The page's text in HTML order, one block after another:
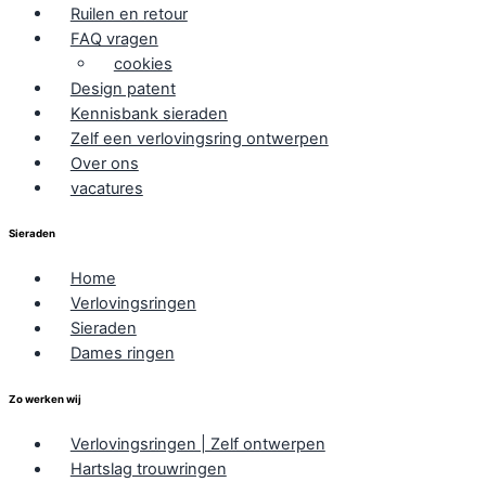
Ruilen en retour
FAQ vragen
cookies
Design patent
Kennisbank sieraden
Zelf een verlovingsring ontwerpen
Over ons
vacatures
Sieraden
Home
Verlovingsringen
Sieraden
Dames ringen
Zo werken wij
Verlovingsringen | Zelf ontwerpen
Hartslag trouwringen